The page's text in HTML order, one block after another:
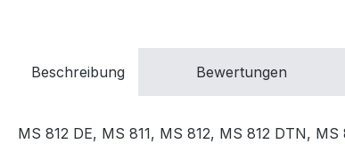
Beschreibung Bewertungen
MS 812 DE, MS 811, MS 812, MS 812 DTN,